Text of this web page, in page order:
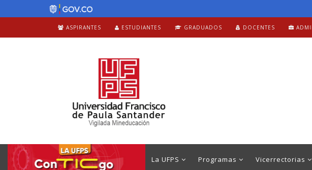
ASPIRANTES ESTUDIANTES GRADUADOS DOCENTES
La UFPS Programas Vicerrectorias